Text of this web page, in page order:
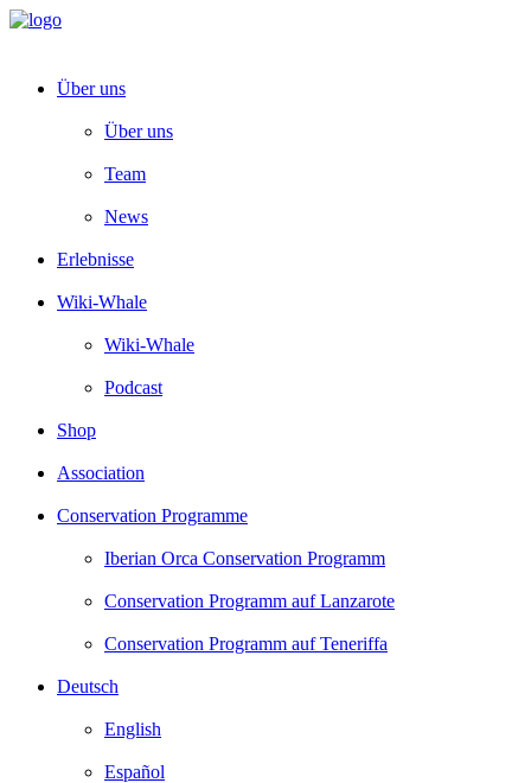
Über uns
Über uns
Team
News
Erlebnisse
Wiki-Whale
Wiki-Whale
Podcast
Shop
Association
Conservation Programme
Iberian Orca Conservation Programm
Conservation Programm auf Lanzarote
Conservation Programm auf Teneriffa
Deutsch
English
Español